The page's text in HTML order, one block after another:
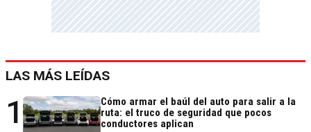
LAS MÁS LEÍDAS
1
Cómo armar el baúl del auto para salir a la
ruta: el truco de seguridad que pocos
conductores aplican